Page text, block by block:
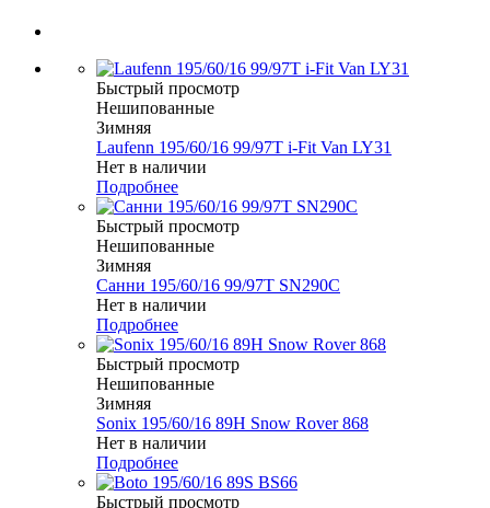
Быстрый просмотр
Нешипованные
Зимняя
Laufenn 195/60/16 99/97T i-Fit Van LY31
Нет в наличии
Подробнее
Быстрый просмотр
Нешипованные
Зимняя
Санни 195/60/16 99/97T SN290C
Нет в наличии
Подробнее
Быстрый просмотр
Нешипованные
Зимняя
Sonix 195/60/16 89H Snow Rover 868
Нет в наличии
Подробнее
Быстрый просмотр